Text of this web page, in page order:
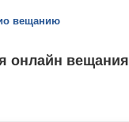
вещанию
онлайн